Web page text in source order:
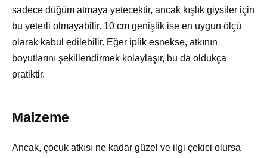
sadece düğüm atmaya yetecektir, ancak kışlık giysiler için
bu yeterli olmayabilir. 10 cm genişlik ise en uygun ölçü
olarak kabul edilebilir. Eğer iplik esnekse, atkının
boyutlarını şekillendirmek kolaylaşır, bu da oldukça
pratiktir.
Malzeme
Ancak, çocuk atkısı ne kadar güzel ve ilgi çekici olursa